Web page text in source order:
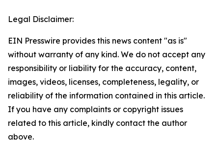
Legal Disclaimer:
EIN Presswire provides this news content "as is"
without warranty of any kind. We do not accept any
responsibility or liability for the accuracy, content,
images, videos, licenses, completeness, legality, or
reliability of the information contained in this article.
If you have any complaints or copyright issues
related to this article, kindly contact the author
above.